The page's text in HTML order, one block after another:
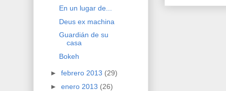
En un lugar de...
Deus ex machina
Guardián de su
casa
Bokeh
► febrero 2013 (29)
► enero 2013 (26)